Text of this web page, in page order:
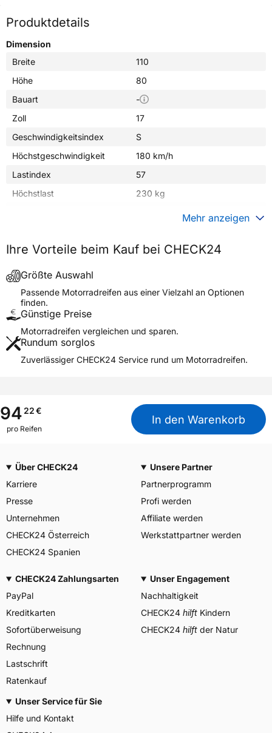
Produktdetails
Dimension
Breite
110
Höhe
80
Bauart
-
Zoll
17
Geschwindigkeitsindex
S
Höchstgeschwindigkeit
180 km/h
Lastindex
57
Höchstlast
230 kg
Fahrzeugtyp
Motorrad
Verwendung
Modellname
VRM-249 F
Reifenposition
Motorradtyp
Street
Weitere Eigenschaften
M+S
Nein
Motorrad Kennzeichnung
M/C
Allgemeine Produktsicherheit (GPSR)
Vee Rubber, Bangkok
Thailand,
info@veerubber.co.th
Mehr anzeigen
Ihre Vorteile beim Kauf bei CHECK24
Größte Auswahl
Passende Motorradreifen aus einer Vielzahl an Optionen
finden.
Günstige Preise
Motorradreifen vergleichen und sparen.
Rundum sorglos
Zuverlässiger CHECK24 Service rund um Motorradreifen.
94 22€
pro Reifen
In den Warenkorb
Über CHECK24
Karriere
Presse
Unternehmen
CHECK24 Österreich
CHECK24 Spanien
Unsere Partner
Partnerprogramm
Profi werden
Affiliate werden
Werkstattpartner werden
CHECK24 Zahlungsarten
PayPal
Kreditkarten
Sofortüberweisung
Rechnung
Lastschrift
Ratenkauf
Unser Engagement
Nachhaltigkeit
CHECK24 hilft Kindern
CHECK24 hilft der Natur
Unser Service für Sie
Hilfe und Kontakt